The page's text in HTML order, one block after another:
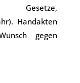
Gesetze,
Handakten
gegen